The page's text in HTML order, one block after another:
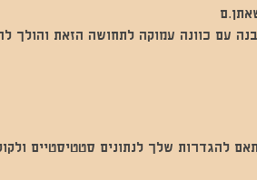
עם כוונה עמוקה לתחושה הזאת והולך
להגדרות שלך לנתונים סטטיסטיים